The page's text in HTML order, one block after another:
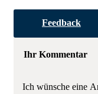
Feedback
Ihr Kommentar
Ich wünsche eine